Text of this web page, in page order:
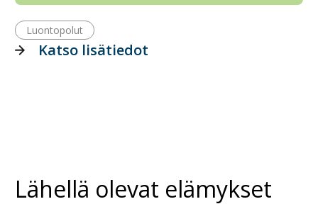
Luontopolut
Katso lisätiedot
Lähellä olevat elämykset